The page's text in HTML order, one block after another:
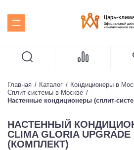
Главная Каталог
Кондиционеры в
Сплит-системы в Москве
Настенные кондиционеры (сплит-
НАСТЕННЫЙ
CLIMA GLORIA UPGRADE
(КОМПЛЕКТ)